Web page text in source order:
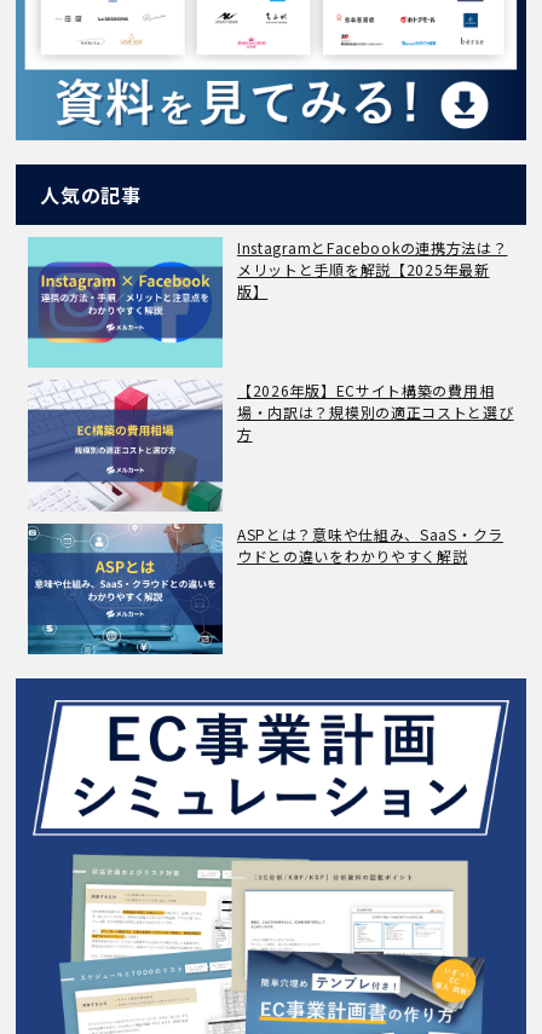
人気の記事
InstagramとFacebookの連携方法は？
メリットと手順を解説【2025年最新
版】
【2026年版】ECサイト構築の費用相
場・内訳は？規模別の適正コストと選び
方
ASPとは？意味や仕組み、SaaS・クラ
ウドとの違いをわかりやすく解説